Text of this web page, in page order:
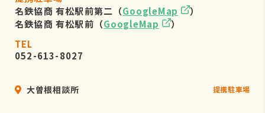
名鉄協商 有松駅前第二（GoogleMap
）
名鉄協商 有松駅前（GoogleMap
）
TEL
052-613-8027
大曽根相談所 提携駐車場